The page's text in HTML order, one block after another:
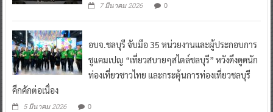
7 มีนาคม 2026 0
อบจ.ชลบุรี จับมือ 35 หน่วยงานและผู้ประกอบการ
ชูแคมเปญ “เที่ยวสบายๆสไตล์ชลบุรี” หวังดึงดูดนัก
ท่องเที่ยวชาวไทย และกระตุ้นการท่องเที่ยวชลบุรี
คึกคักต่อเนื่อง
5 มีนาคม 2026 0